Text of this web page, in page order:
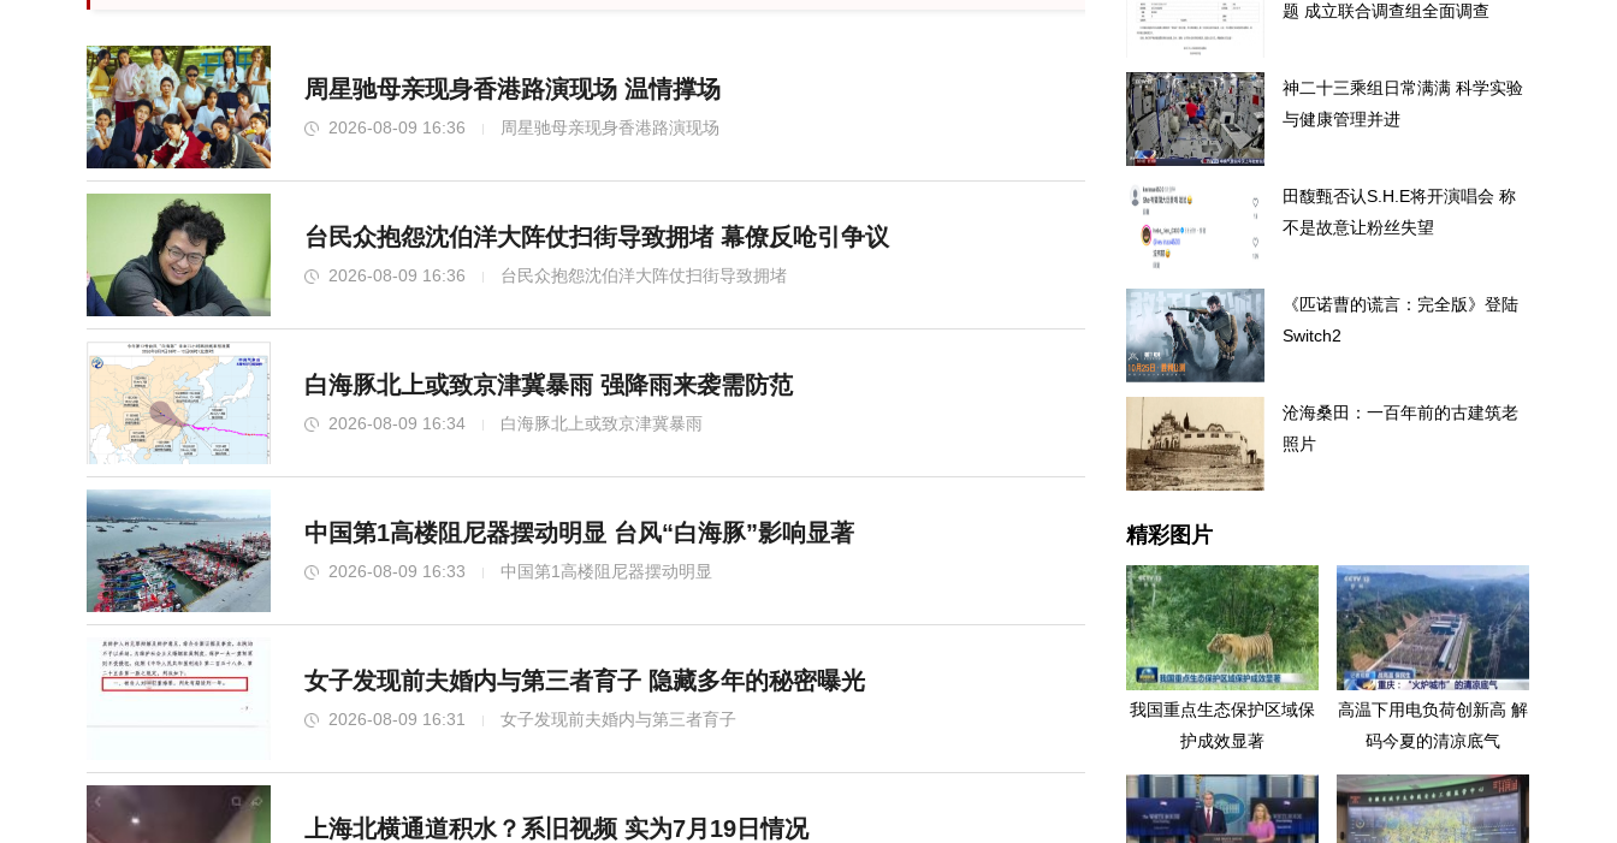
周星驰母亲现身香港路演现场 温情撑场
2026-08-09 16:36 周星驰母亲现身香港路演现场
台民众抱怨沈伯洋大阵仗扫街导致拥堵 幕僚反呛引争议
2026-08-09 16:36 台民众抱怨沈伯洋大阵仗扫街导致拥堵
白海豚北上或致京津冀暴雨 强降雨来袭需防范
2026-08-09 16:34 白海豚北上或致京津冀暴雨
中国第1高楼阻尼器摆动明显 台风“白海豚”影响显著
2026-08-09 16:33 中国第1高楼阻尼器摆动明显
女子发现前夫婚内与第三者育子 隐藏多年的秘密曝光
2026-08-09 16:31 女子发现前夫婚内与第三者育子
上海北横通道积水？系旧视频 实为7月19日情况
题 成立联合调查组全面调查
神二十三乘组日常满满 科学实验
与健康管理并进
田馥甄否认S.H.E将开演唱会 称
不是故意让粉丝失望
《匹诺曹的谎言：完全版》登陆
Switch2
沧海桑田：一百年前的古建筑老
照片
精彩图片
我国重点生态保护区域保
护成效显著
高温下用电负荷创新高 解
码今夏的清凉底气